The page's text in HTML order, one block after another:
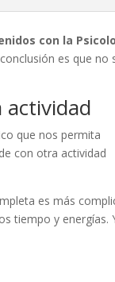
con la
es que no
actividad
que nos permita
con otra actividad
es más
tiempo y energías.